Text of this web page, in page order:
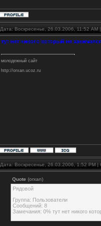
Дата: Воскресенье, 26.03.2006, 11:52
тут нет никого который не
молодежный сайт
http://orxan.ucoz.ru
Дата: Воскресенье, 26.03.2006, 1:52 PM
Quote (orxan)
Рядовой
Группа: Пользователи
Сообщений: 8
Замечания: 0% тут нет никого